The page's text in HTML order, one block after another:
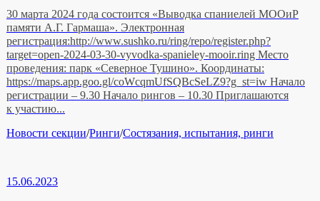
30 марта 2024 года состоится «Выводка спаниелей МООиР
памяти А.Г. Гармаша». Электронная
регистрация:http://www.sushko.ru/ring/repo/register.php?
target=open-2024-03-30-vyvodka-spanieley-mooir.ring Место
проведения: парк «Северное Тушино». Координаты:
https://maps.app.goo.gl/coWcqmUfSQBcSeLZ9?g_st=iw Начало
регистрации – 9.30 Начало рингов – 10.30 Приглашаются
к участию...
Рубрики
Новости секции/Ринги/Состязания, испытания, ринги
15.06.2023